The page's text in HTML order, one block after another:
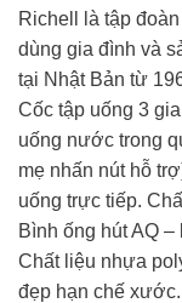
Richell là tập
dùng gia đình và
tại Nhật Bản từ
Cốc tập uống 3
uống nước trong
mẹ nhấn nút hỗ
uống trực tiếp.
Bình ống hút AQ
Chất liệu nhựa
đẹp hạn chế